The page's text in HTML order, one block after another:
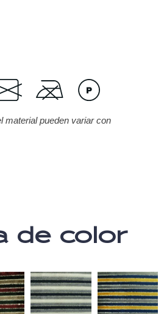
material pueden variar con
de color